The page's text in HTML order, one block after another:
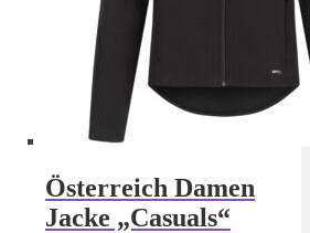
Österreich Damen
Jacke „Casuals“